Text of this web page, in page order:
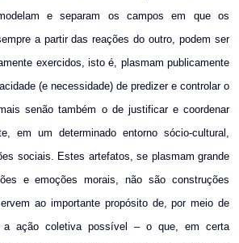
e separam os campos em que os
a partir das reações do outro, podem ser
exercidos, isto é, plasmam publicamente
(e necessidade) de predizer e controlar o
senão também o de justificar e coordenar
em um determinado entorno sócio-cultural,
sociais. Estes artefatos, se plasmam grande
e emoções morais, não são construções
ao importante propósito de, por meio de
a ação coletiva possível – o que, em certa